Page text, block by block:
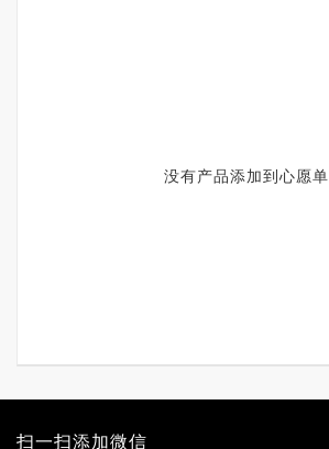
没有产品添加到心愿单
扫一扫添加微信